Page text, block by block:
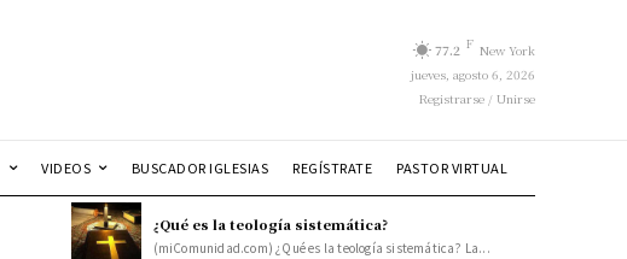
77.2 F New York
jueves, agosto 6, 2026
Registrarse / Unirse
VIDEOS BUSCADOR IGLESIAS REGÍSTRATE PASTOR VIRTUAL
¿Qué es la teología sistemática?
(miComunidad.com) ¿Qué es la teología sistemática? La...